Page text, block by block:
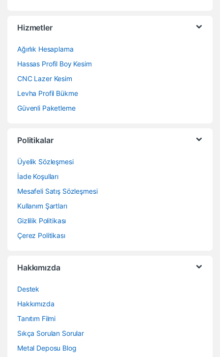
Hizmetler
Ağırlık Hesaplama
Hassas Profil Boy Kesim
CNC Lazer Kesim
Levha Profil Bükme
Güvenli Paketleme
Politikalar
Üyelik Sözleşmesi
İade Koşulları
Mesafeli Satış Sözleşmesi
Kullanım Şartları
Gizlilik Politikası
Çerez Politikası
Hakkımızda
Destek
Hakkımızda
Tanıtım Filmi
Sıkça Sorulan Sorular
Metal Deposu Blog